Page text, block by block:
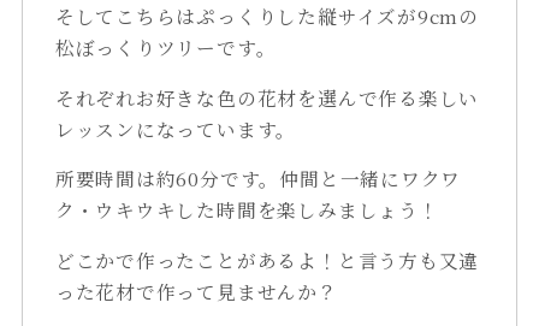
そしてこちらはぷっくりした縦サイズが9cmの
松ぼっくりツリーです。
それぞれお好きな色の花材を選んで作る楽しい
レッスンになっています。
所要時間は約60分です。仲間と一緒にワクワ
ク・ウキウキした時間を楽しみましょう！
どこかで作ったことがあるよ！と言う方も又違
った花材で作って見ませんか？